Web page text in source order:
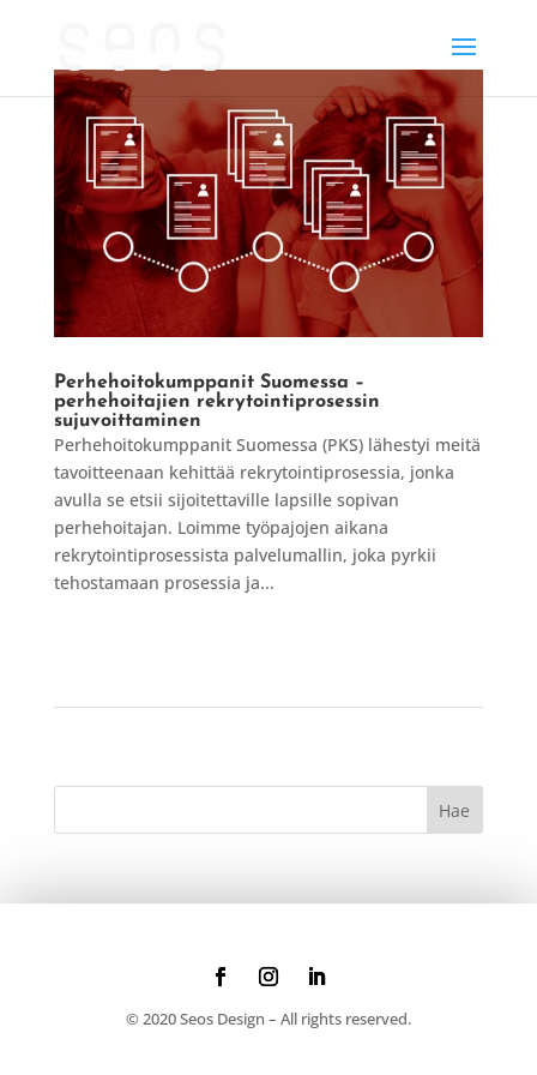
Perhehoitokumppanit Suomessa –
perhehoitajien rekrytointiprosessin
sujuvoittaminen
Perhehoitokumppanit Suomessa (PKS) lähestyi meitä
tavoitteenaan kehittää rekrytointiprosessia, jonka
avulla se etsii sijoitettaville lapsille sopivan
perhehoitajan. Loimme työpajojen aikana
rekrytointiprosessista palvelumallin, joka pyrkii
tehostamaan prosessia ja...
© 2020 Seos Design – All rights reserved.